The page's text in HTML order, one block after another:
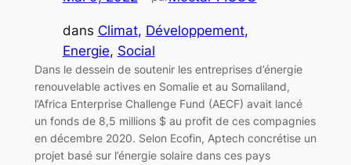
dans Climat, Développement
Energie, Social
Dans le dessein de soutenir les entreprises d’énergie
renouvelable actives en Somalie et au Somaliland,
l’Africa Enterprise Challenge Fund (AECF) avait lancé
un fonds de 8,5 millions $ au profit de ces compagnies
en décembre 2020. Selon Ecofin, Aptech concrétise un
projet basé sur l’énergie solaire dans ces pays